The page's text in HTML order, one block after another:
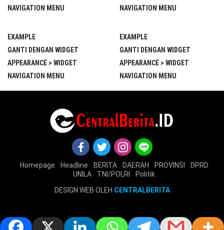
NAVIGATION MENU
NAVIGATION MENU
EXAMPLE
GANTI DENGAN WIDGET
APPEARANCE > WIDGET
NAVIGATION MENU
EXAMPLE
GANTI DENGAN WIDGET
APPEARANCE > WIDGET
NAVIGATION MENU
Homepage Headline BERITA DAERAH PROVINSI
DPRD
UNILA
TNI/POLRI
Politik
DESIGN WEB OLEH CENTRALBERITA